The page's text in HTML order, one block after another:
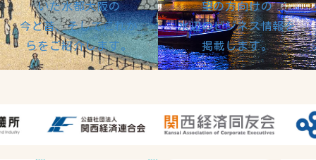
いた水都大阪の
今と昔、そしてこれか
らをご紹介します。
望の方向けの
水辺のビジネス情報を
掲載します。